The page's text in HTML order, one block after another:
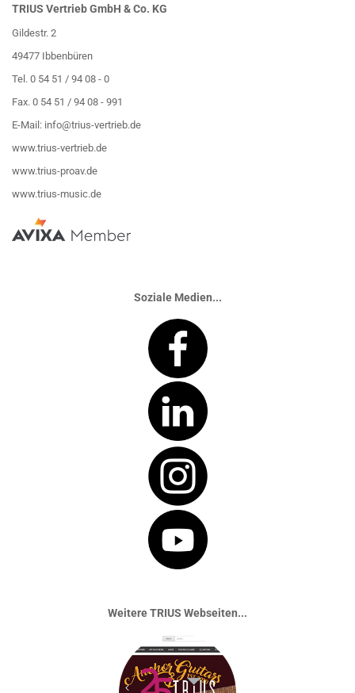
TRIUS Vertrieb GmbH & Co. KG
Gildestr. 2
49477 Ibbenbüren
Tel. 0 54 51 / 94 08 - 0
Fax. 0 54 51 / 94 08 - 991
E-Mail: info@trius-vertrieb.de
www.trius-vertrieb.de
www.trius-proav.de
www.trius-music.de
Soziale Medien...
Weitere TRIUS Webseiten...